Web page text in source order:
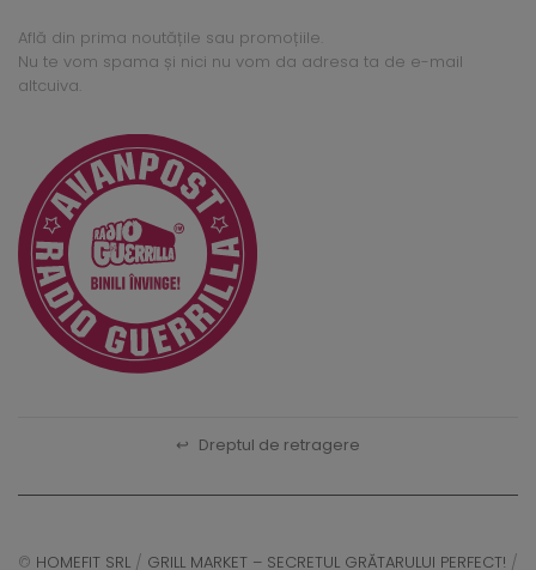
Află din prima noutățile sau promoțiile.
Nu te vom spama și nici nu vom da adresa ta de e-mail
altcuiva.
↩ Dreptul de retragere
© HOMEFIT SRL / GRILL MARKET – SECRETUL GRĂTARULUI PERFECT! /